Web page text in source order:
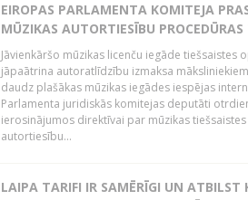
EIROPAS PARLAMENTA KOMITEJA
MŪZIKAS AUTORTIESĪBU PROCEDŪRAS
Jāvienkāršo mūzikas licenču iegāde tiešsaistes
jāpaātrina autoratlīdzību izmaksa
daudz plašākas mūzikas iegādes iespējas
Parlamenta juridiskās komitejas deputāti
ierosinājumos direktīvai par mūzikas
autortiesību...
LAIPA TARIFI IR SAMĒRĪGI UN ATBILST